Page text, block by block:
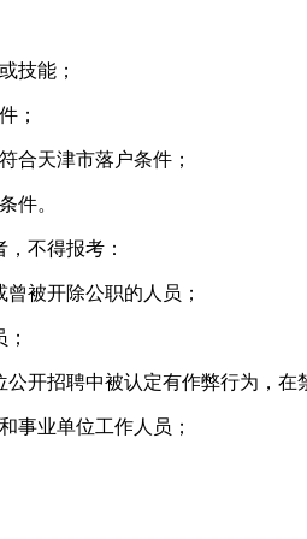
技能；
；
合天津市落户条件；
件。
，不得报考：
被开除公职的人员；
开招聘中被认定有作弊行为，在
事业单位工作人员；